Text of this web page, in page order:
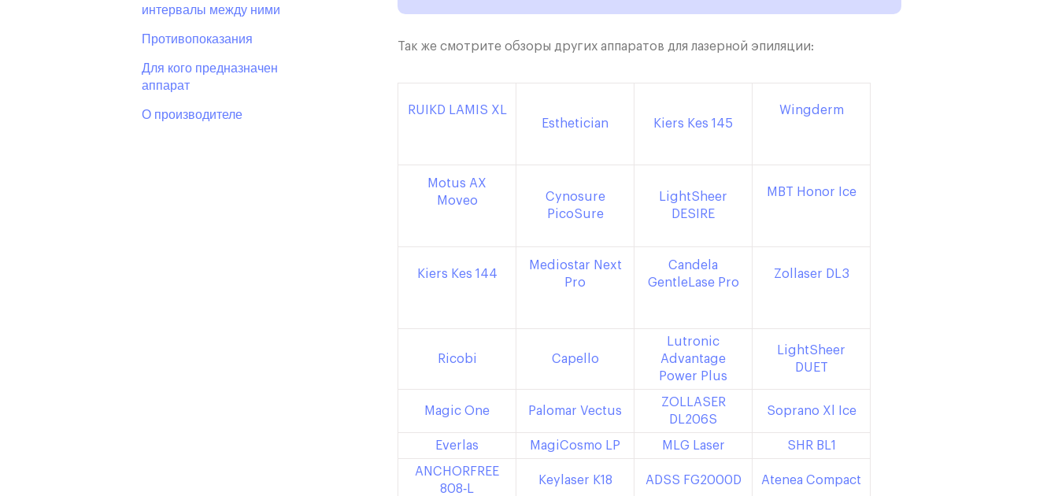
Так же смотрите обзоры других аппаратов для лазерной эпиляции:
RUIKD LAMIS XL
Esthetician
Kiers Kes 145
Wingderm
Motus AX
Moveo
Cynosure
PicoSure
LightSheer
DESIRE
MBT Honor Ice
Kiers Kes 144
Mediostar Next
Pro
Candela
GentleLase Pro
Zollaser DL3
Ricobi Capello
Lutronic
Advantage
Power Plus
LightSheer
DUET
Magic One Palomar Vectus
ZOLLASER
DL206S
Soprano Xl Ice
Everlas MagiCosmo LP MLG Laser SHR BL1
ANCHORFREE
808‑L
Keylaser K18 ADSS FG2000D Atenea Compact
интервалы между ними
Противопоказания
Для кого предназначен
аппарат
О производителе